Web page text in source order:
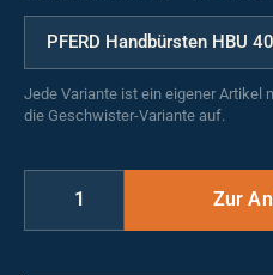
Jede Variante ist ein eigener Artikel
die Geschwister-Variante auf.